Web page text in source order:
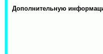
Дополнительную